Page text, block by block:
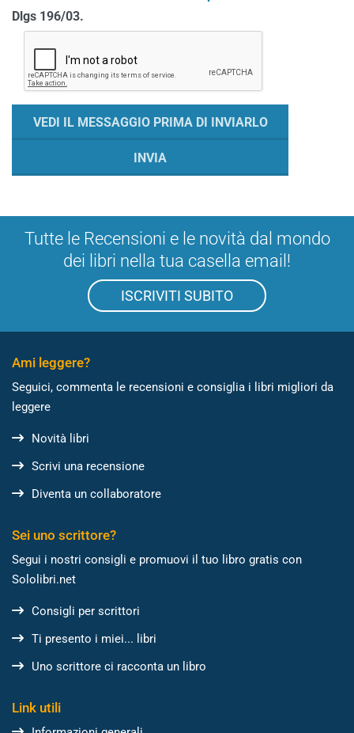
Dlgs 196/03.
Tutte le Recensioni e le novità dal mondo
dei libri nella tua casella email!
ISCRIVITI SUBITO
Ami leggere?
Seguici, commenta le recensioni e consiglia i libri migliori da
leggere
Novità libri
Scrivi una recensione
Diventa un collaboratore
Sei uno scrittore?
Segui i nostri consigli e promuovi il tuo libro gratis con
Sololibri.net
Consigli per scrittori
Ti presento i miei... libri
Uno scrittore ci racconta un libro
Link utili